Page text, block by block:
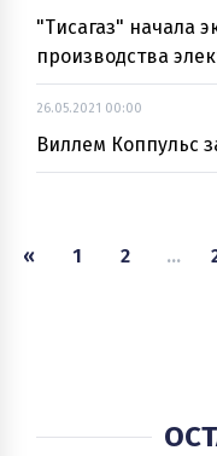
"Тисагаз" начала
производства
26.05.2021 00:00
Виллем Коппульс
« 1 2 ...